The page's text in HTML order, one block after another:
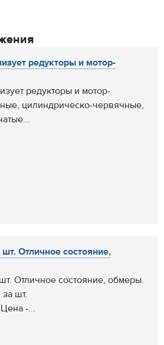
редукторы и мотор-
редукторы и мотор-
цилиндрическо-червячные,
Отличное состояние,
Отличное состояние, обмеры.
шт.
-...